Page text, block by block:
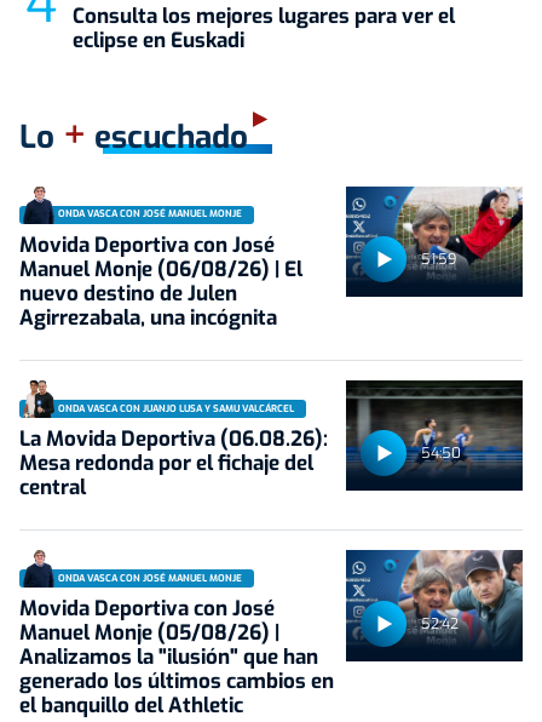
Consulta los mejores lugares para ver el
eclipse en Euskadi
Lo + escuchado
51:59
ONDA VASCA CON JOSÉ MANUEL MONJE
Movida Deportiva con José
Manuel Monje (06/08/26) | El
nuevo destino de Julen
Agirrezabala, una incógnita
54:50
ONDA VASCA CON JUANJO LUSA Y SAMU VALCÁRCEL
La Movida Deportiva (06.08.26):
Mesa redonda por el fichaje del
central
52:42
ONDA VASCA CON JOSÉ MANUEL MONJE
Movida Deportiva con José
Manuel Monje (05/08/26) |
Analizamos la "ilusión" que han
generado los últimos cambios en
el banquillo del Athletic